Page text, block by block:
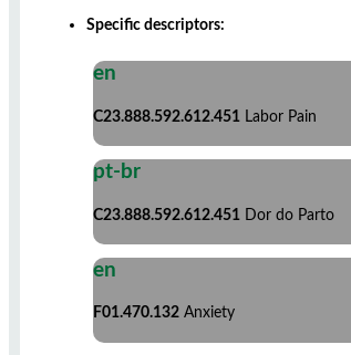
Specific descriptors:
en
C23.888.592.612.451 Labor Pain
pt-br
C23.888.592.612.451 Dor do Parto
en
F01.470.132 Anxiety